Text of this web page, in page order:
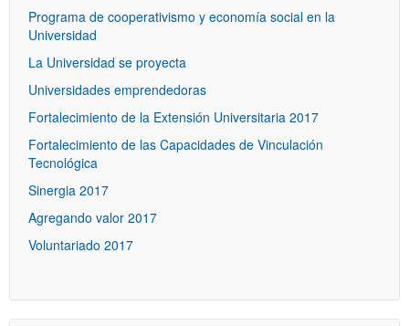
Programa de cooperativismo y economía social en la
Universidad
La Universidad se proyecta
Universidades emprendedoras
Fortalecimiento de la Extensión Universitaria 2017
Fortalecimiento de las Capacidades de Vinculación
Tecnológica
Sinergia 2017
Agregando valor 2017
Voluntariado 2017